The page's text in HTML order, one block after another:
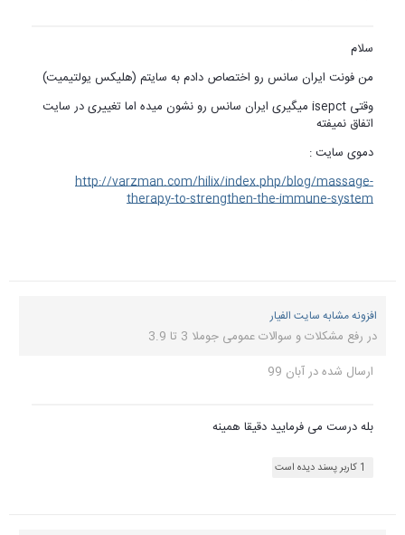
سلام
من فونت ایران سانس رو اختصاص دادم به سایتم (هلیکس یولتیمیت)
وقتی isepct میگیری ایران سانس رو نشون میده اما تغییری در سایت
اتفاق نمیفته
دموی سایت :
http://varzman.com/hilix/index.php/blog/massage-
therapy-to-strengthen-the-immune-system
افزونه مشابه سایت الفیار
در رفع مشکلات و سوالات عمومی جوملا 3 تا 3.9
ارسال شده درآبان 99
بله درست می فرمایید دقیقا همینه
1 کاربر پسند دیده است